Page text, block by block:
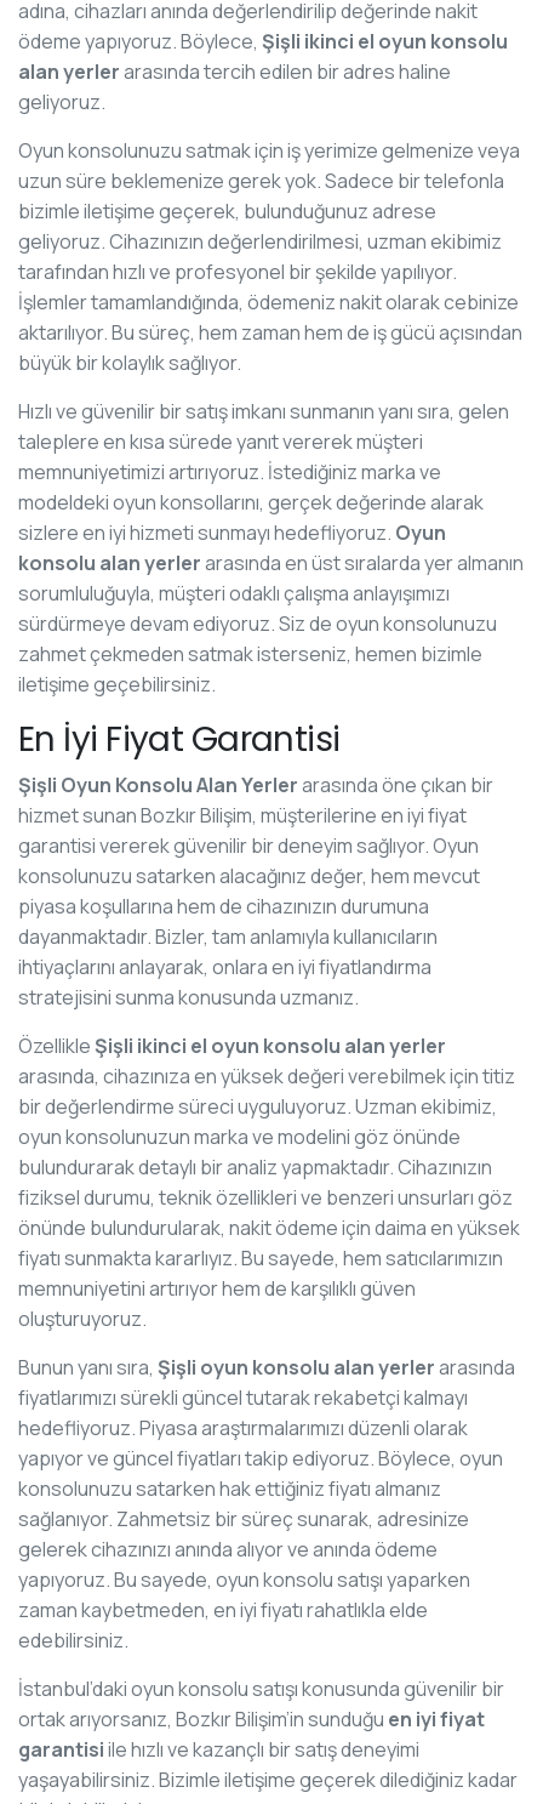
adına, cihazları anında değerlendirilip değerinde nakit
ödeme yapıyoruz. Böylece, Şişli ikinci el oyun konsolu
alan yerlerarasında tercih edilen bir adres haline
geliyoruz.
Oyun konsolunuzu satmak için iş yerimize gelmenize veya
uzun süre beklemenize gerek yok. Sadece bir telefonla
bizimle iletişime geçerek, bulunduğunuz adrese
geliyoruz. Cihazınızın değerlendirilmesi, uzman ekibimiz
tarafından hızlı ve profesyonel bir şekilde yapılıyor.
İşlemler tamamlandığında, ödemeniz nakit olarak cebinize
aktarılıyor. Bu süreç, hem zaman hem de iş gücü açısından
büyük bir kolaylık sağlıyor.
Hızlı ve güvenilir bir satış imkanı sunmanın yanı sıra, gelen
taleplere en kısa sürede yanıt vererek müşteri
memnuniyetimizi artırıyoruz. İstediğiniz marka ve
modeldeki oyun konsollarını, gerçek değerinde alarak
sizlere en iyi hizmeti sunmayı hedefliyoruz. Oyun
konsolu alan yerlerarasında en üst sıralarda yer almanın
sorumluluğuyla, müşteri odaklı çalışma anlayışımızı
sürdürmeye devam ediyoruz. Siz de oyun konsolunuzu
zahmet çekmeden satmak isterseniz, hemen bizimle
iletişime geçebilirsiniz.
En İyi Fiyat Garantisi
Şişli Oyun Konsolu Alan Yerlerarasında öne çıkan bir
hizmet sunan Bozkır Bilişim, müşterilerine en iyi fiyat
garantisi vererek güvenilir bir deneyim sağlıyor. Oyun
konsolunuzu satarken alacağınız değer, hem mevcut
piyasa koşullarına hem de cihazınızın durumuna
dayanmaktadır. Bizler, tam anlamıyla kullanıcıların
ihtiyaçlarını anlayarak, onlara en iyi fiyatlandırma
stratejisini sunma konusunda uzmanız.
Özellikle Şişli ikinci el oyun konsolu alan yerler
arasında, cihazınıza en yüksek değeri verebilmek için titiz
bir değerlendirme süreci uyguluyoruz. Uzman ekibimiz,
oyun konsolunuzun marka ve modelini göz önünde
bulundurarak detaylı bir analiz yapmaktadır. Cihazınızın
fiziksel durumu, teknik özellikleri ve benzeri unsurları göz
önünde bulundurularak, nakit ödeme için daima en yüksek
fiyatı sunmakta kararlıyız. Bu sayede, hem satıcılarımızın
memnuniyetini artırıyor hem de karşılıklı güven
oluşturuyoruz.
Bunun yanı sıra, Şişli oyun konsolu alan yerlerarasında
fiyatlarımızı sürekli güncel tutarak rekabetçi kalmayı
hedefliyoruz. Piyasa araştırmalarımızı düzenli olarak
yapıyor ve güncel fiyatları takip ediyoruz. Böylece, oyun
konsolunuzu satarken hak ettiğiniz fiyatı almanız
sağlanıyor. Zahmetsiz bir süreç sunarak, adresinize
gelerek cihazınızı anında alıyor ve anında ödeme
yapıyoruz. Bu sayede, oyun konsolu satışı yaparken
zaman kaybetmeden, en iyi fiyatı rahatlıkla elde
edebilirsiniz.
İstanbul’daki oyun konsolu satışı konusunda güvenilir bir
ortak arıyorsanız, Bozkır Bilişim’in sunduğu en iyi fiyat
garantisiile hızlı ve kazançlı bir satış deneyimi
yaşayabilirsiniz. Bizimle iletişime geçerek dilediğiniz kadar